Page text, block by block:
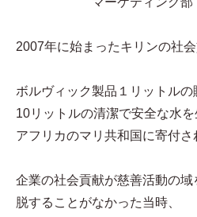
2007年に始まったキリンの社
ボルヴィック製品１リットルの
10リットルの清潔で安全な水
アフリカのマリ共和国に寄付さ
企業の社会貢献が慈善活動の域
脱することがなかった当時、